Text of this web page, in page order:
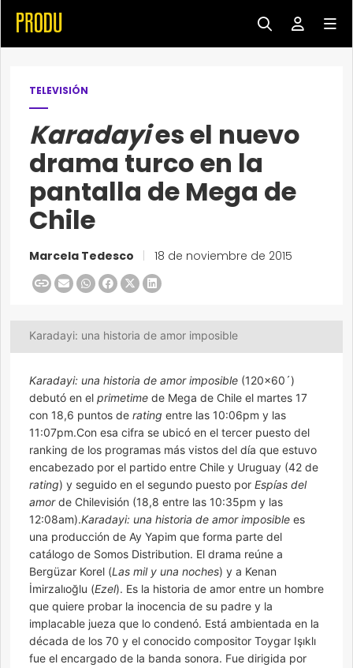
TELEVISIÓN
Karadayies el nuevo
drama turco en la
pantalla de Mega de
Chile
Marcela Tedesco 18 de noviembre de 2015
Karadayi: una historia de amor imposible
Karadayi: una historia de amor imposible (120×60´)
debutó en el primetime de Mega de Chile el martes 17
con 18,6 puntos de rating entre las 10:06pm y las
11:07pm.Con esa cifra se ubicó en el tercer puesto del
ranking de los programas más vistos del día que estuvo
encabezado por el partido entre Chile y Uruguay (42 de
rating) y seguido en el segundo puesto por Espías del
amorde Chilevisión (18,8 entre las 10:35pm y las
12:08am).Karadayi: una historia de amor imposible es
una producción de Ay Yapim que forma parte del
catálogo de Somos Distribution. El drama reúne a
Bergüzar Korel (Las mil y una noches) y a Kenan
İmirzalıoğlu (Ezel). Es la historia de amor entre un hombre
que quiere probar la inocencia de su padre y la
implacable jueza que lo condenó. Está ambientada en la
década de los 70 y el conocido compositor Toygar Işıklı
fue el encargado de la banda sonora. Fue dirigida por